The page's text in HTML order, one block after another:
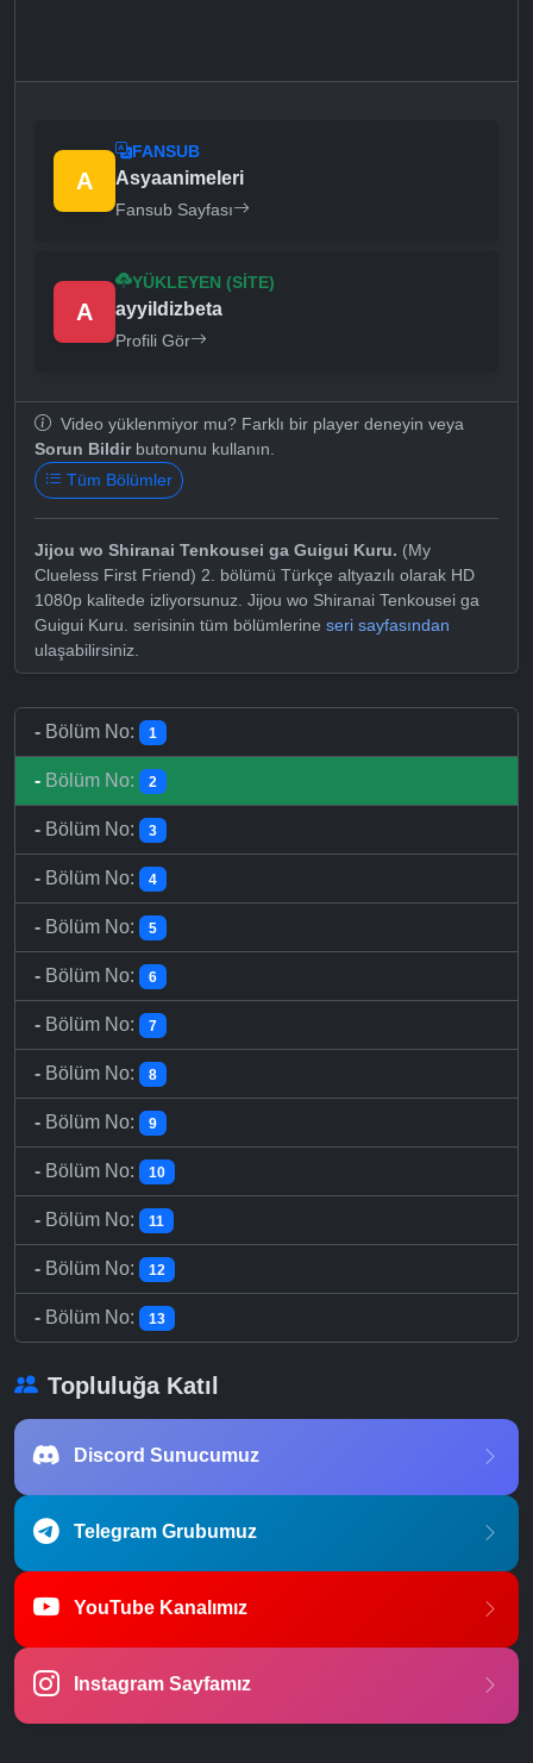
A
FANSUB
Asyaanimeleri
Fansub Sayfası
A
YÜKLEYEN (SITE)
ayyildizbeta
Profili Gör
Video yüklenmiyor mu? Farklı bir player deneyin veya
Sorun Bildirbutonunu kullanın.
Tüm Bölümler
Jijou wo Shiranai Tenkousei ga Guigui Kuru. (My
Clueless First Friend) 2. bölümü Türkçe altyazılı olarak HD
1080p kalitede izliyorsunuz. Jijou wo Shiranai Tenkousei ga
Guigui Kuru. serisinin tüm bölümlerine seri sayfasından
ulaşabilirsiniz.
- Bölüm No: 1
- Bölüm No: 2
- Bölüm No: 3
- Bölüm No: 4
- Bölüm No: 5
- Bölüm No: 6
- Bölüm No: 7
- Bölüm No: 8
- Bölüm No: 9
- Bölüm No: 10
- Bölüm No: 11
- Bölüm No: 12
- Bölüm No: 13
Topluluğa Katıl
Discord Sunucumuz
Telegram Grubumuz
YouTube Kanalımız
Instagram Sayfamız